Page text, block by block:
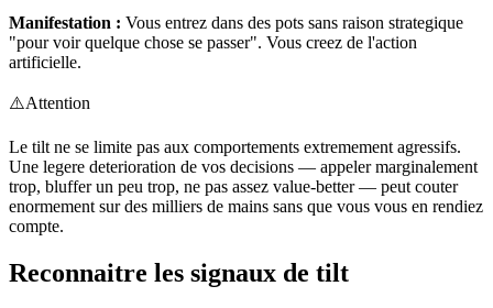
Manifestation : Vous entrez dans des pots sans raison strategique
"pour voir quelque chose se passer". Vous creez de l'action
artificielle.
⚠️Attention
Le tilt ne se limite pas aux comportements extremement agressifs.
Une legere deterioration de vos decisions — appeler marginalement
trop, bluffer un peu trop, ne pas assez value-better — peut couter
enormement sur des milliers de mains sans que vous vous en rendiez
compte.
Reconnaitre les signaux de tilt